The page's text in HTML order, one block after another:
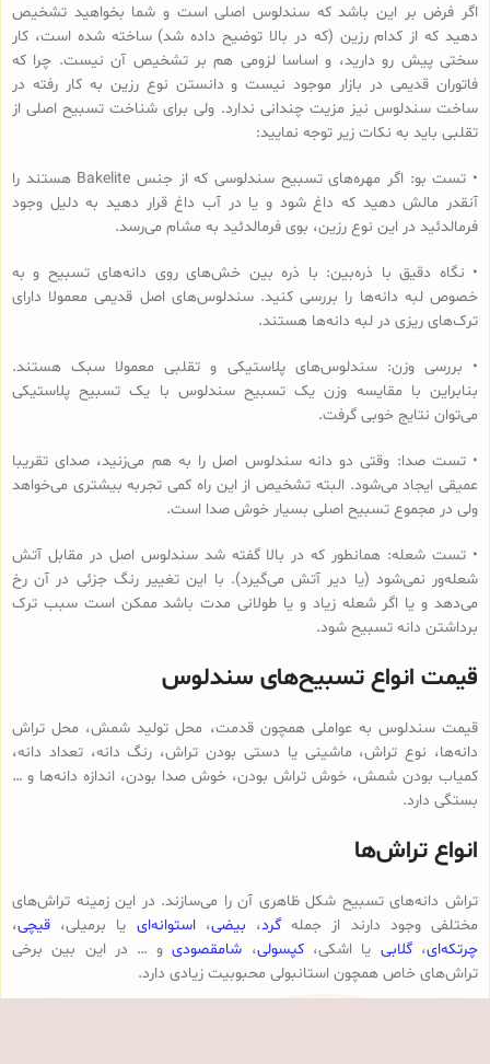
اگر فرض بر این باشد که سندلوس اصلی است و شما بخواهید تشخیص
دهید که از کدام رزین (که در بالا توضیح داده شد) ساخته شده است، کار
سختی پیش رو دارید، و اساسا لزومی هم بر تشخیص آن نیست. چرا که
فاتوران قدیمی در بازار موجود نیست و دانستن نوع رزین به کار رفته در
ساخت سندلوس نیز مزیت چندانی ندارد. ولی برای شناخت تسبیح اصلی از
تقلبی باید به نکات زیر توجه نمایید:
• تست بو: اگر مهره‌های تسبیح‌ سندلوسی که از جنس Bakelite هستند را
آنقدر مالش دهید که داغ شود و یا در آب داغ قرار دهید به دلیل وجود
فرمالدئید در این نوع رزین، بوی فرمالدئید به مشام می‌رسد.
• نگاه دقیق با ذره‌بین: با ذره بین خش‌های روی دانه‌های تسبیح و به
خصوص لبه دانه‌ها را بررسی کنید. سندلوس‌های اصل قدیمی معمولا دارای
ترک‌های ریزی در لبه دانه‌ها هستند.
• بررسی وزن: سندلوس‌های پلاستیکی و تقلبی معمولا سبک هستند.
بنابراین با مقایسه وزن یک تسبیح سندلوس با یک تسبیح پلاستیکی
می‌توان نتایج خوبی گرفت.
• تست صدا: وقتی دو دانه سندلوس اصل را به هم می‌زنید، صدای تقریبا
عمیقی ایجاد می‌شود. البته تشخیص از این راه کمی تجربه بیشتری می‌خواهد
ولی در مجموع تسبیح اصلی بسیار خوش صدا است.
• تست شعله: همانطور که در بالا گفته شد سندلوس اصل در مقابل آتش
شعله‌ور نمی‌شود (یا دیر آتش می‌گیرد). با این تغییر رنگ جزئی در آن رخ
می‌دهد و یا اگر شعله زیاد و یا طولانی مدت باشد ممکن است سبب ترک
برداشتن دانه تسبیح شود.
قیمت انواع تسبیح‌های سندلوس
قیمت سندلوس به عواملی همچون قدمت، محل تولید شمش، محل تراش
دانه‌ها، نوع تراش، ماشینی یا دستی بودن تراش، رنگ دانه، تعداد دانه،
کمیاب بودن شمش، خوش تراش بودن، خوش صدا بودن، اندازه دانه‌ها و …
بستگی دارد.
انواع تراش‌ها
تراش دانه‌های تسبیح شکل ظاهری آن را می‌سازند. در این زمینه تراش‌های
مختلفی وجود دارند از جمله گرد، بیضی،استوانه‌ای یا برمیلی، قیچی،
چرتکه‌ای،گلابی یا اشکی،کپسولی، شامقصودیو … در این بین برخی
تراش‌های خاص همچون استانبولی محبوبیت زیادی دارد.